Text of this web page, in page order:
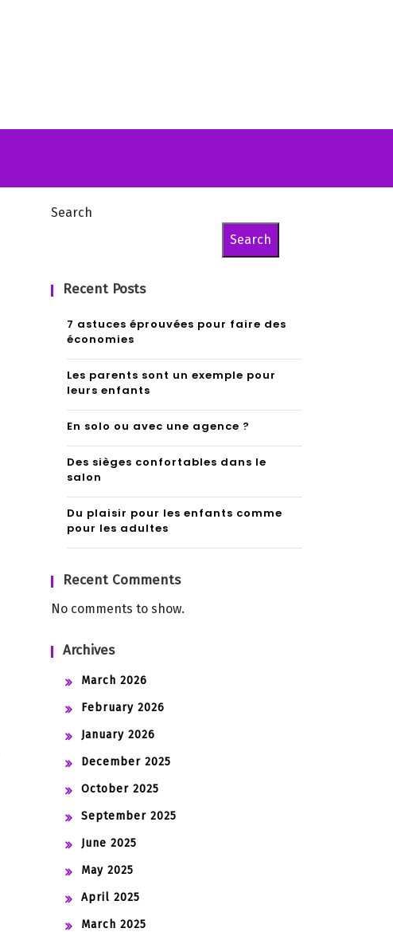
Search
Search
Recent Posts
7 astuces éprouvées pour faire des
économies
Les parents sont un exemple pour
leurs enfants
En solo ou avec une agence ?
Des sièges confortables dans le
salon
Du plaisir pour les enfants comme
pour les adultes
Recent Comments
No comments to show.
Archives
March 2026
February 2026
January 2026
December 2025
October 2025
September 2025
June 2025
May 2025
April 2025
March 2025